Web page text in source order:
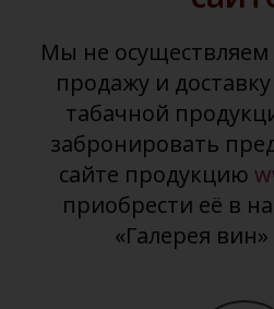
Мы не
продажу и
табачной
забронировать
сайте продукцию
приобрести её в
«Галерея